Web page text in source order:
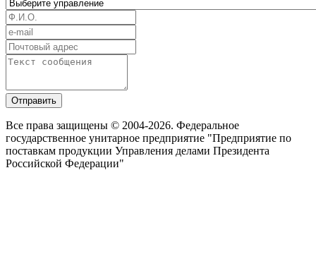
Отправить
Все права защищены © 2004-2026. Федеральное
государственное унитарное предприятие "Предприятие по
поставкам продукции Управления делами Президента
Российской Федерации"